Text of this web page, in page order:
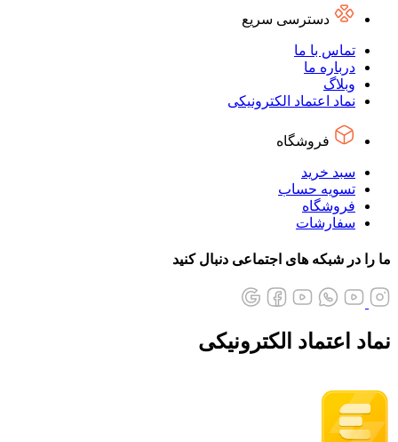
دسترسی سریع
تماس با ما
درباره ما
وبلاگ
نماد اعتماد الکترونیکی
فروشگاه
سبد خرید
تسویه حساب
فروشگاه
سفارشات
ما را در شبکه های اجتماعی دنبال کنید
نماد اعتماد الکترونیکی